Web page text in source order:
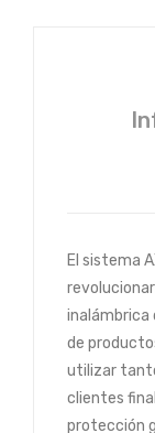
El sistema
inalámbrica
de
utilizar
clientes
protección